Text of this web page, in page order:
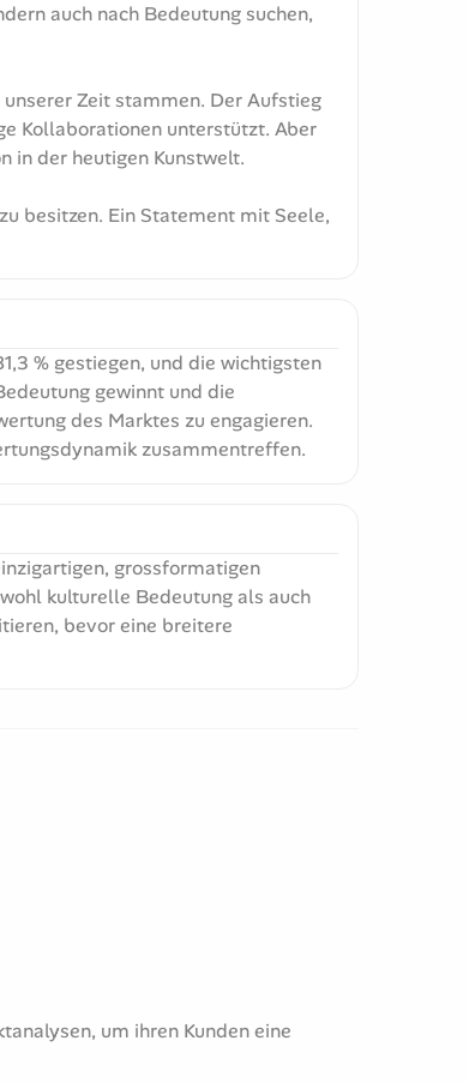
auch nach Bedeutung suchen,
Zeit stammen. Der Aufstieg
Kollaborationen unterstützt. Aber
in der heutigen Kunstwelt.
besitzen. Ein Statement mit Seele,
% gestiegen, und die wichtigsten
gewinnt und die
des Marktes zu engagieren.
zusammentreffen.
grossformatigen
kulturelle Bedeutung als auch
bevor eine breitere
um ihren Kunden eine